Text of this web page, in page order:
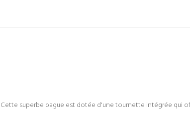
superbe bague est dotée d'une tournette intégrée qui